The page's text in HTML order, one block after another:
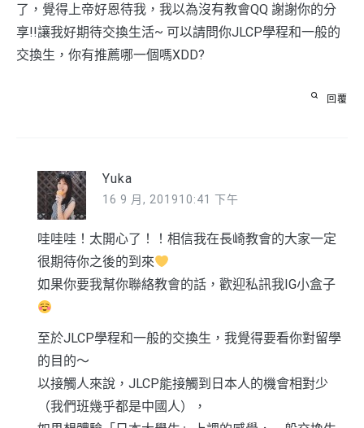
了，覺得上帝好恩待我，我以為沒有教會QQ 謝謝你的分
享!!讓我好期待交換生活~ 可以請問你JLCP學程和一般的
交換生，你有推薦哪一個嗎XDD?
回覆
Yuka
16 9 月, 201910:41 下午
哇哇哇！太開心了！！相信我在長崎教會的大家一定
很期待你之後的到來
如果你要我幫你聯絡教會的話，歡迎私訊我IG小盒子
至於JLCP學程和一般的交換生，我覺得要看你對留學
的目的～
以接觸人來說，JLCP能接觸到日本人的機會相對少
（我們班幾乎都是中國人），